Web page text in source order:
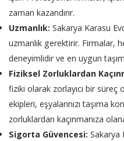
zaman kazandırır.
Uzmanlık: Sakarya Karasu
uzmanlık gerektirir. Firmalar,
deneyimlidir ve en uygun
Fiziksel Zorluklardan
fiziki olarak zorlayıcı bir süreç
ekipleri, eşyalarınızı taşıma
zorluklardan kaçınmanıza
Sigorta Güvencesi: Sakarya